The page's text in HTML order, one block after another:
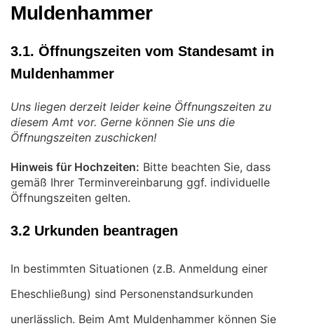
Muldenhammer
3.1. Öffnungszeiten vom Standesamt in
Muldenhammer
Uns liegen derzeit leider keine Öffnungszeiten zu
diesem Amt vor. Gerne können Sie uns die
Öffnungszeiten zuschicken!
Hinweis für Hochzeiten: Bitte beachten Sie, dass
gemäß Ihrer Terminvereinbarung ggf. individuelle
Öffnungszeiten gelten.
3.2 Urkunden beantragen
In bestimmten Situationen (z.B. Anmeldung einer
Eheschließung) sind Personenstandsurkunden
unerlässlich. Beim Amt Muldenhammer können Sie